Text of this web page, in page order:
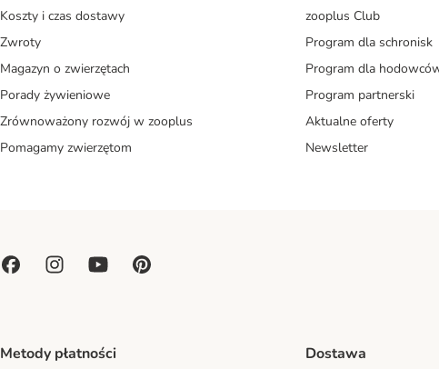
Koszty i czas dostawy
Zwroty
Magazyn o zwierzętach
Porady żywieniowe
Zrównoważony rozwój w zooplus
Pomagamy zwierzętom
zooplus Club
Program dla schronisk
Program dla
Program partnerski
Aktualne oferty
Newsletter
Metody płatności Dostawa